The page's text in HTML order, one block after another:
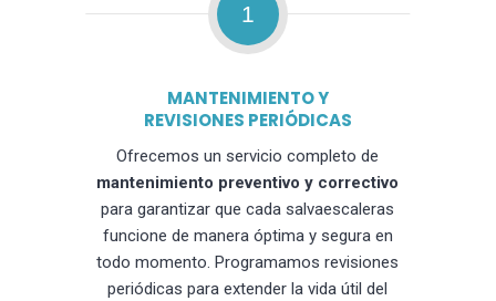
1
MANTENIMIENTO Y
REVISIONES PERIÓDICAS
Ofrecemos un servicio completo de
mantenimiento preventivo y correctivo
para garantizar que cada salvaescaleras
funcione de manera óptima y segura en
todo momento. Programamos revisiones
periódicas para extender la vida útil del